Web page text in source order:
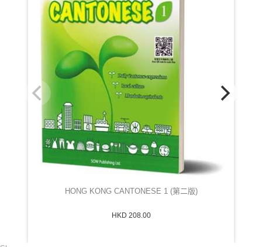
HONG KONG CANTONESE 1 (第二版)
HKD 208.00